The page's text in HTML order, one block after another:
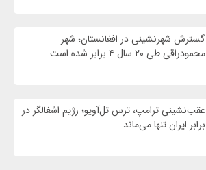
گسترش شهرنشینی در افغانستان؛ شهر
محمودراقی طی ۲۰ سال ۴ برابر شده است
عقب‌نشینی ترامپ، ترس تل‌آویو؛ رژیم اشغالگر در
برابر ایران تنها می‌ماند